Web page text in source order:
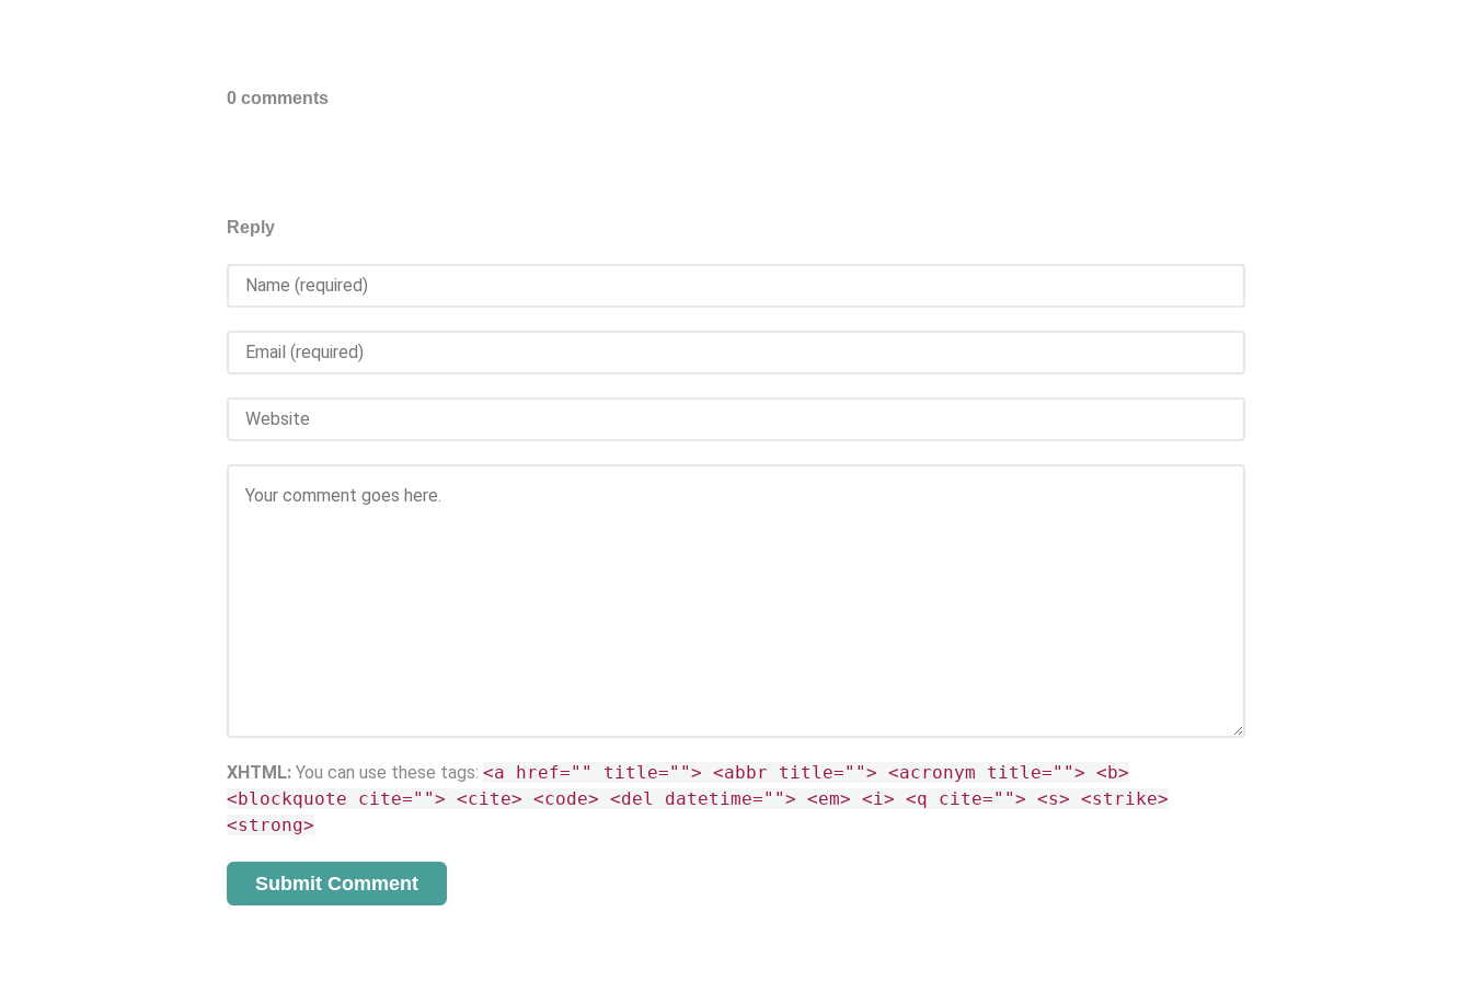
0 comments
Reply
XHTML:You can use these tags: <a href="" title=""> <abbr title=""> <acronym title=""> <b>
<blockquote cite=""> <cite> <code> <del datetime=""> <em> <i> <q cite=""> <s> <strike>
<strong>